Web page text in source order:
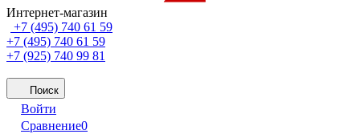
Интернет-магазин
+7 (495) 740 61 59
+7 (495) 740 61 59
+7 (925) 740 99 81
Поиск
Войти
Сравнение0